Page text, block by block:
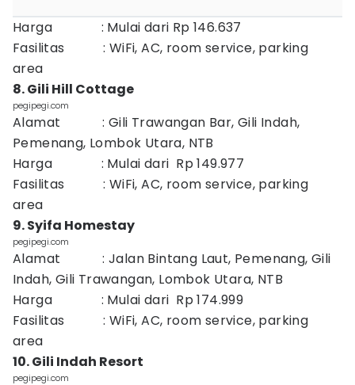
Harga : Mulai dari Rp 146.637
Fasilitas : WiFi, AC, room service, parking
area
8. Gili Hill Cottage
pegipegi.com
Alamat : Gili Trawangan Bar, Gili Indah,
Pemenang, Lombok Utara, NTB
Harga : Mulai dari Rp 149.977
Fasilitas : WiFi, AC, room service, parking
area
9. Syifa Homestay
pegipegi.com
Alamat : Jalan Bintang Laut, Pemenang, Gili
Indah, Gili Trawangan, Lombok Utara, NTB
Harga : Mulai dari Rp 174.999
Fasilitas : WiFi, AC, room service, parking
area
10. Gili Indah Resort
pegipegi.com